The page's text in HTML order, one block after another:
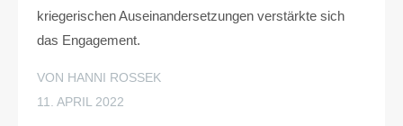
kriegerischen Auseinandersetzungen verstärkte sich
das Engagement.
VON HANNI ROSSEK
11. APRIL 2022